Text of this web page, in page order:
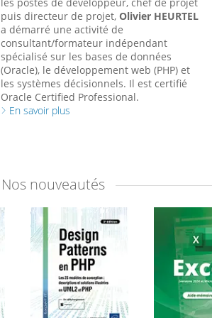
puis directeur de projet, Olivier HEURTEL
a démarré une activité de
consultant/formateur indépendant
spécialisé sur les bases de données
(Oracle), le développement web (PHP) et
les systèmes décisionnels. Il est certifié
Oracle Certified Professional.
En savoir plus
Nos nouveautés